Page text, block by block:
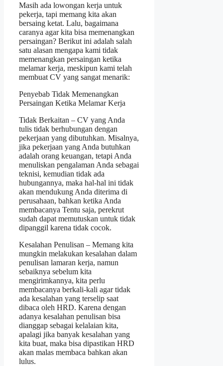
Masih ada lowongan kerja untuk
pekerja, tapi memang kita akan
bersaing ketat. Lalu, bagaimana
caranya agar kita bisa memenangkan
persaingan? Berikut ini adalah salah
satu alasan mengapa kami tidak
memenangkan persaingan ketika
melamar kerja, meskipun kami telah
membuat CV yang sangat menarik:
Penyebab Tidak Memenangkan
Persaingan Ketika Melamar Kerja
Tidak Berkaitan – CV yang Anda
tulis tidak berhubungan dengan
pekerjaan yang dibutuhkan. Misalnya,
jika pekerjaan yang Anda butuhkan
adalah orang keuangan, tetapi Anda
menuliskan pengalaman Anda sebagai
teknisi, kemudian tidak ada
hubungannya, maka hal-hal ini tidak
akan mendukung Anda diterima di
perusahaan, bahkan ketika Anda
membacanya Tentu saja, perekrut
sudah dapat memutuskan untuk tidak
dipanggil karena tidak cocok.
Kesalahan Penulisan – Memang kita
mungkin melakukan kesalahan dalam
penulisan lamaran kerja, namun
sebaiknya sebelum kita
mengirimkannya, kita perlu
membacanya berkali-kali agar tidak
ada kesalahan yang terselip saat
dibaca oleh HRD. Karena dengan
adanya kesalahan penulisan bisa
dianggap sebagai kelalaian kita,
apalagi jika banyak kesalahan yang
kita buat, maka bisa dipastikan HRD
akan malas membaca bahkan akan
lulus.